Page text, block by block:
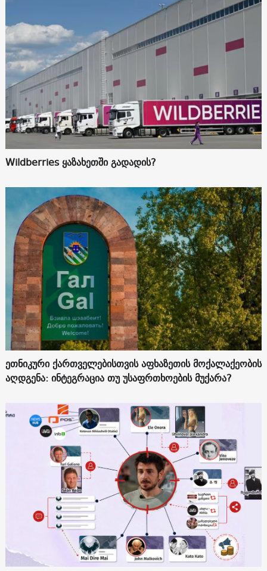
Wildberries ყაზახეთში გადადის?
ეთნიკური ქართველებისთვის აფხაზეთის მოქალაქეობის
აღდგენა: ინტეგრაცია თუ უსაფრთხოების მუქარა?